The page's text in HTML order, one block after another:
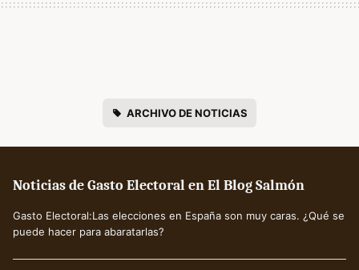
ARCHIVO DE NOTICIAS
Noticias de Gasto Electoral en El Blog Salmón
Gasto Electoral:Las elecciones en España son muy caras. ¿Qué se
puede hacer para abaratarlas?